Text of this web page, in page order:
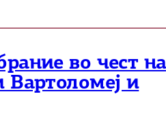
во чест на
Вартоломеј и